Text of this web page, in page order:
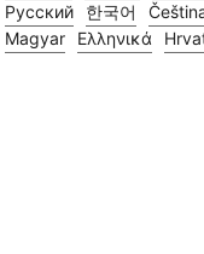
Русский
한국어
Magyar
Ελληνικά